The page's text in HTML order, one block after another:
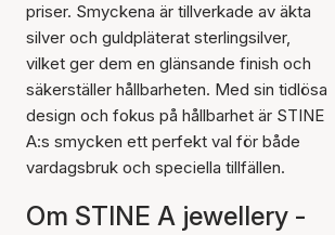
priser. Smyckena är tillverkade av äkta
silver och guldpläterat sterlingsilver,
vilket ger dem en glänsande finish och
säkerställer hållbarheten. Med sin tidlösa
design och fokus på hållbarhet är STINE
A:s smycken ett perfekt val för både
vardagsbruk och speciella tillfällen.
Om STINE A jewellery -